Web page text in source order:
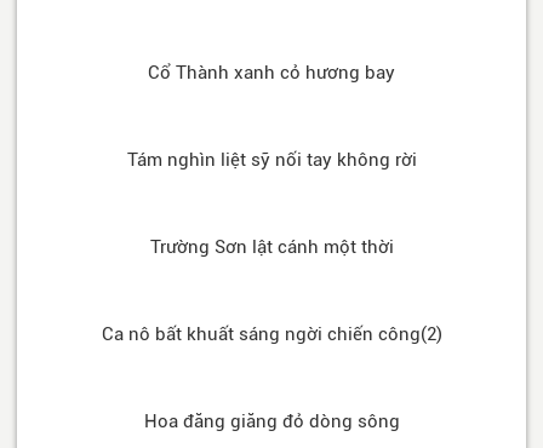
Cổ Thành xanh cỏ hương bay
Tám nghìn liệt sỹ nối tay không rời
Trường Sơn lật cánh một thời
Ca nô bất khuất sáng ngời chiến công(2)
Hoa đăng giăng đỏ dòng sông